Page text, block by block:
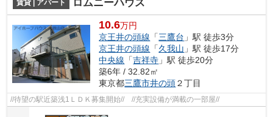
賃貸 | アパート ロムニーハウス
10.6万円
京王井の頭線 「三鷹台 」駅 徒歩3分
京王井の頭線 「久我山 」駅 徒歩17分
中央線 「吉祥寺 」駅 徒歩20分
築6年 / 32.82㎡
東京都三鷹市井の頭２丁目
//待望の駅近築浅1ＬＤＫ募集開始// //充実設備が満載の一部屋//